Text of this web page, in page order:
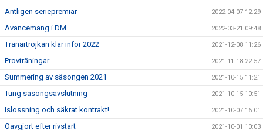
Äntligen seriepremiär 2022-04-07 12:29
Avancemang i DM 2022-03-21 09:48
Tränartrojkan klar inför 2022 2021-12-08 11:26
Provträningar 2021-11-18 22:57
Summering av säsongen 2021 2021-10-15 11:21
Tung säsongsavslutning 2021-10-15 10:51
Islossning och säkrat kontrakt! 2021-10-07 16:01
Oavgjort efter rivstart 2021-10-01 10:03